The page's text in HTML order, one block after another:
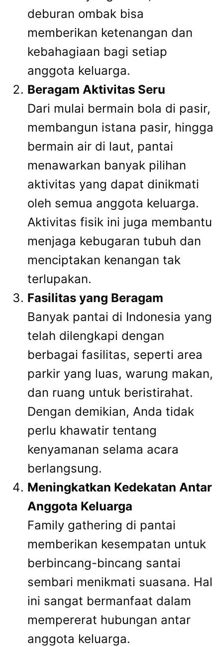
deburan ombak bisa
memberikan ketenangan dan
kebahagiaan bagi setiap
anggota keluarga.
Beragam Aktivitas Seru
Dari mulai bermain bola di pasir,
membangun istana pasir, hingga
bermain air di laut, pantai
menawarkan banyak pilihan
aktivitas yang dapat dinikmati
oleh semua anggota keluarga.
Aktivitas fisik ini juga membantu
menjaga kebugaran tubuh dan
menciptakan kenangan tak
terlupakan.
Fasilitas yang Beragam
Banyak pantai di Indonesia yang
telah dilengkapi dengan
berbagai fasilitas, seperti area
parkir yang luas, warung makan,
dan ruang untuk beristirahat.
Dengan demikian, Anda tidak
perlu khawatir tentang
kenyamanan selama acara
berlangsung.
Meningkatkan Kedekatan Antar
Anggota Keluarga
Family gathering di pantai
memberikan kesempatan untuk
berbincang-bincang santai
sembari menikmati suasana. Hal
ini sangat bermanfaat dalam
mempererat hubungan antar
anggota keluarga.